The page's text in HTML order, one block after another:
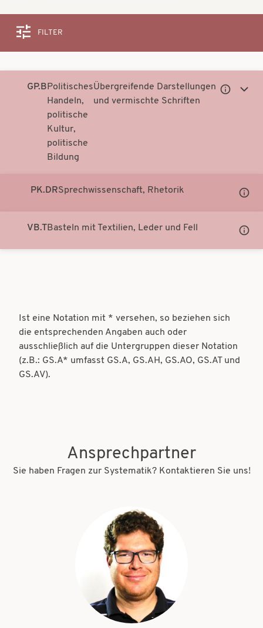
Suche
FILTER
GP.B Politisches
Handeln,
politische
Kultur,
politische
Bildung
Übergreifende Darstellungen
und vermischte Schriften
PK.DRSprechwissenschaft, Rhetorik
VB.TBasteln mit Textilien, Leder und Fell
Ist eine Notation mit * versehen, so beziehen sich
die entsprechenden Angaben auch oder
ausschließlich auf die Untergruppen dieser Notation
(z.B.: GS.A* umfasst GS.A, GS.AH, GS.AO, GS.AT und
GS.AV).
Ansprechpartner
Sie haben Fragen zur Systematik? Kontaktieren Sie uns!